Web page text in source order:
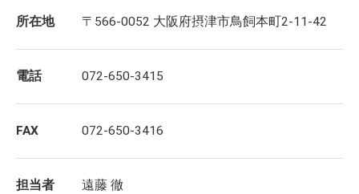
所在地 〒566-0052 大阪府摂津市鳥飼本町2-11-42
電話 072-650-3415
FAX 072-650-3416
担当者 遠藤 徹